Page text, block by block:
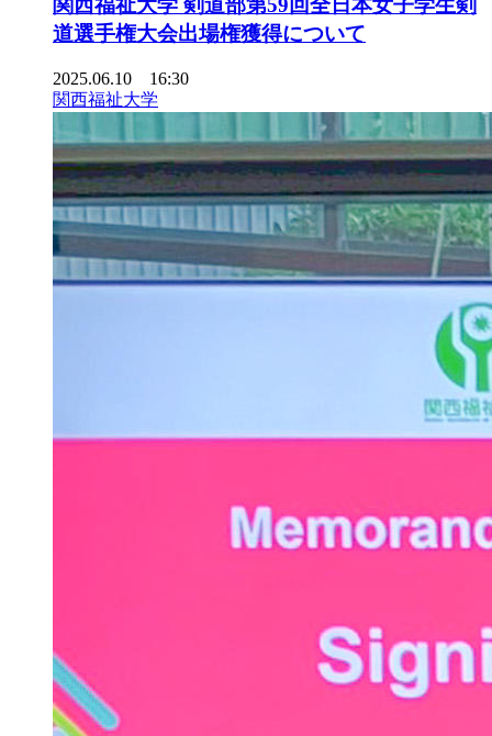
関西福祉大学 剣道部第59回全日本女子学生剣
道選手権大会出場権獲得について
2025.06.10 16:30
関西福祉大学